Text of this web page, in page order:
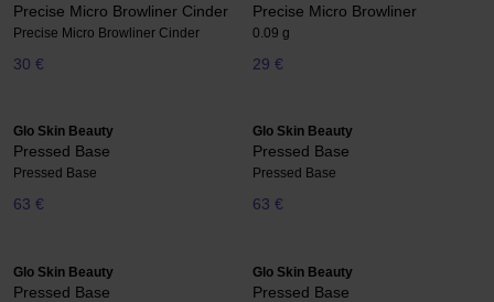
Precise Micro Browliner Cinder
Precise Micro Browliner Cinder
30 €
Precise Micro Browliner
0.09 g
29 €
Glo Skin Beauty
Pressed Base
Pressed Base
63 €
Glo Skin Beauty
Pressed Base
Pressed Base
63 €
Glo Skin Beauty
Pressed Base
Glo Skin Beauty
Pressed Base